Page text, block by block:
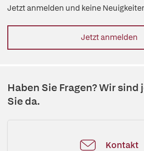
Jetzt anmelden und keine
Jetzt anmelden
Haben Sie Fragen? Wir
Sie da.
Kontakt